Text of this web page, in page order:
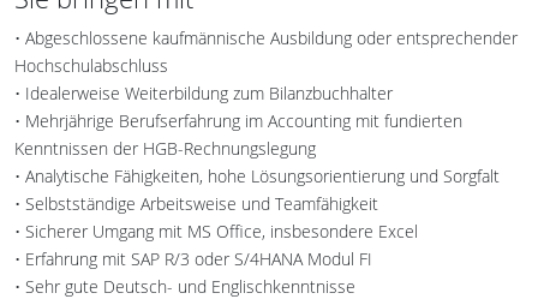
• Abgeschlossene kaufmännische Ausbildung oder entsprechender
Hochschulabschluss
• Idealerweise Weiterbildung zum Bilanzbuchhalter
• Mehrjährige Berufserfahrung im Accounting mit fundierten
Kenntnissen der HGB-Rechnungslegung
• Analytische Fähigkeiten, hohe Lösungsorientierung und Sorgfalt
• Selbstständige Arbeitsweise und Teamfähigkeit
• Sicherer Umgang mit MS Office, insbesondere Excel
• Erfahrung mit SAP R/3 oder S/4HANA Modul FI
• Sehr gute Deutsch- und Englischkenntnisse